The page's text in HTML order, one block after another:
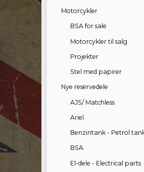
Motorcykler
BSA for sale
Motorcykler til salg
Projekter
Stel med papirer
Nye reservedele
AJS/ Matchless
Ariel
Benzintank - Petrol
BSA
El-dele - Electrical parts